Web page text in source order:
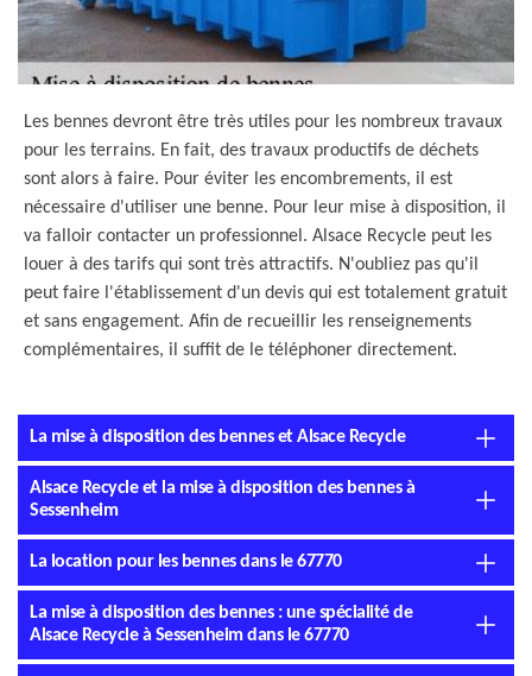
Les bennes devront être très utiles pour les nombreux travaux
pour les terrains. En fait, des travaux productifs de déchets
sont alors à faire. Pour éviter les encombrements, il est
nécessaire d'utiliser une benne. Pour leur mise à disposition, il
va falloir contacter un professionnel. Alsace Recycle peut les
louer à des tarifs qui sont très attractifs. N'oubliez pas qu'il
peut faire l'établissement d'un devis qui est totalement gratuit
et sans engagement. Afin de recueillir les renseignements
complémentaires, il suffit de le téléphoner directement.
La mise à disposition des bennes et Alsace Recycle
Alsace Recycle et la mise à disposition des bennes à
Sessenheim
La location pour les bennes dans le 67770
La mise à disposition des bennes : une spécialité de
Alsace Recycle à Sessenheim dans le 67770